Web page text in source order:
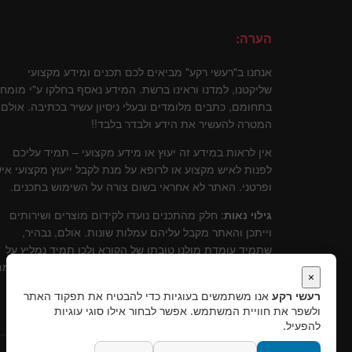
הערה:
אנחנו ב"רעשי רקע" מביאים לכם תכנים ומידע מקצועי
שליקטנו, למדנו וראינו ברשת. המידע נאסף בחלקו ע"י
בתחומם, כתבים מלומדים ובעלי ניסיון עשיר בכתיבה. אולם
המטרה להעשיר את הידע ולבדר בלבד!!
אין לראות במידע זה יעוץ או מידע מקצועי – תמיד עליכם
לפנות לאיש מקצוע או לרופא על מנת לקבל ייעוץ מקצועי
ופרטני. האתר לא אחראי בשום צורה על השימוש בתכנים.
גילוי נאות: חלק מהתכנים נועדו לקידום מוצרים ושירותים
וייתכן והאתר מקבל עליהם עמלות שונות. אולם, נבהיר,
שתמיד עומדת מולנו טובתו של הקורא ולכן תמיד נמליץ על
שירותים ומוצרים שלדעתינו עומדים בסטנרט איכותי
×
רעשי רקע אנו משתמשים בעוגיות כדי להבטיח את תפקוד האתר
ולשפר את חוויית המשתמש. אפשר לבחור אילו סוגי עוגיות
להפעיל.